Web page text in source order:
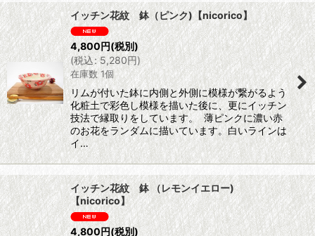
イッチン花紋 鉢（ピンク)【nicorico】
4,800円(税別)
(税込: 5,280円)
在庫数 1個
リムが付いた鉢に内側と外側に模様が繋がるよう
化粧土で彩色し模様を描いた後に、更にイッチン
技法で縁取りをしています。 薄ピンクに濃い赤
のお花をランダムに描いています。白いラインは
イ…
イッチン花紋 鉢 （レモンイエロー)
【nicorico】
4,800円(税別)